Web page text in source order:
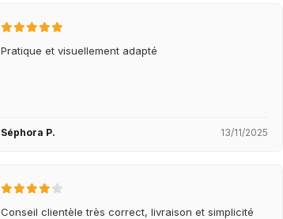
Pratique et visuellement adapté
Séphora P. 13/11/2025
Conseil clientèle très correct, livraison et simplicité